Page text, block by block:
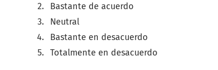
Bastante de acuerdo
Neutral
Bastante en desacuerdo
Totalmente en desacuerdo